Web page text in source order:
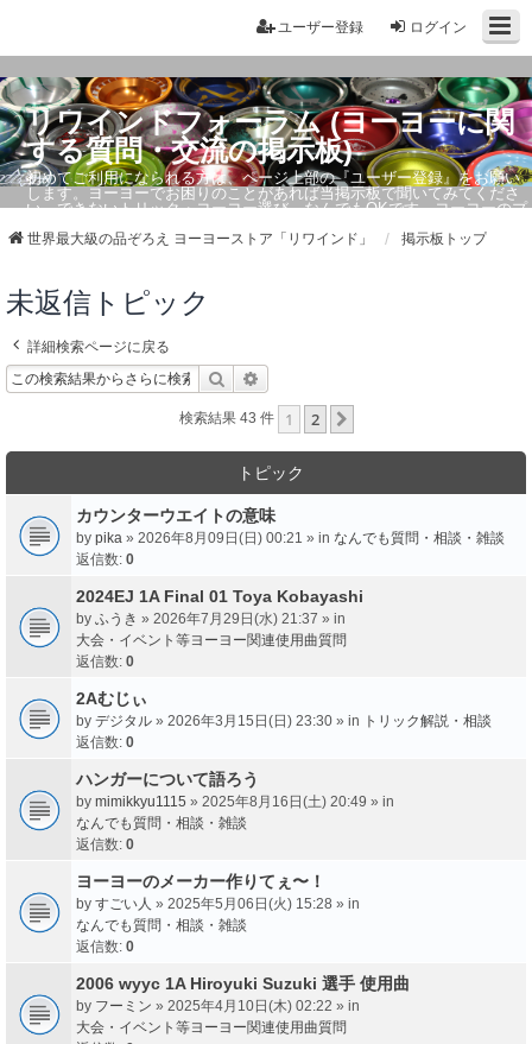
ログイン
ユーザー登録
リワインドフォーラム (ヨーヨーに関
する質問・交流の掲示板)
初めてご利用になられる方は、ページ上部の『ユーザー登録』をお願い
します。ヨーヨーでお困りのことがあれば当掲示板で聞いてみてくださ
い。できないトリック・ヨーヨー選び、なんでもOKです。ヨーヨーのプ
世界最大級の品ぞろえ ヨーヨーストア「リワインド」 掲示板トップ
未返信トピック
詳細検索ページに戻る
検索
検索結果 43 件 1 2
トピック
カウンターウエイトの意味
by pika » 2026年8月09日(日) 00:21 » in なんでも質問・相談・雑談
返信数: 0
2024EJ 1A Final 01 Toya Kobayashi
by ふうき » 2026年7月29日(水) 21:37 » in
大会・イベント等ヨーヨー関連使用曲質問
返信数: 0
2Aむじぃ
by デジタル » 2026年3月15日(日) 23:30 » in トリック解説・相談
返信数: 0
ハンガーについて語ろう
by mimikkyu1115 » 2025年8月16日(土) 20:49 » in
なんでも質問・相談・雑談
返信数: 0
ヨーヨーのメーカー作りてぇ〜！
by すごい人 » 2025年5月06日(火) 15:28 » in
なんでも質問・相談・雑談
返信数: 0
2006 wyyc 1A Hiroyuki Suzuki 選手 使用曲
by フーミン » 2025年4月10日(木) 02:22 » in
大会・イベント等ヨーヨー関連使用曲質問